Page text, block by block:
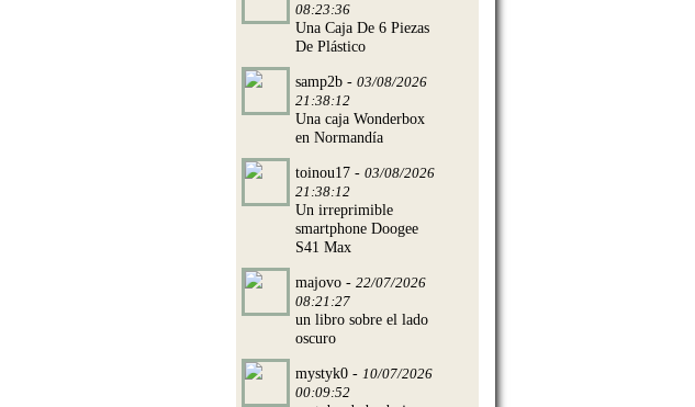
08:23:36
Una Caja De 6 Piezas
De Plástico
samp2b - 03/08/2026
21:38:12
Una caja Wonderbox
en Normandía
toinou17 - 03/08/2026
21:38:12
Un irreprimible
smartphone Doogee
S41 Max
majovo - 22/07/2026
08:21:27
un libro sobre el lado
oscuro
mystyk0 - 10/07/2026
00:09:52